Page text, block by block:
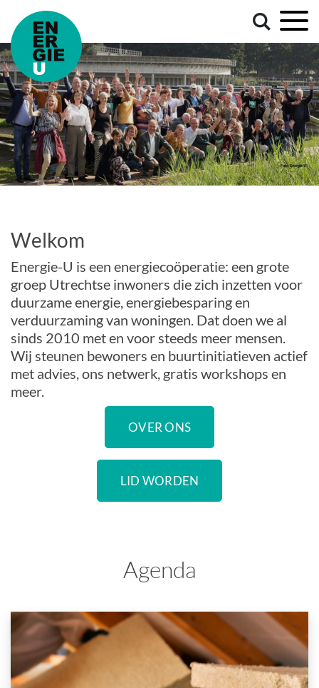
Welkom
Energie-U is een energiecoöperatie: een grote
groep Utrechtse inwoners die zich inzetten voor
duurzame energie, energiebesparing en
verduurzaming van woningen. Dat doen we al
sinds 2010 met en voor steeds meer mensen.
Wij steunen bewoners en buurtinitiatieven actief
met advies, ons netwerk, gratis workshops en
meer.
OVER ONS
LID WORDEN
Agenda